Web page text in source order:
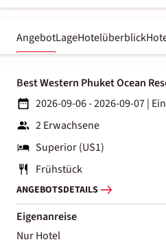
AngebotLageHotelüberblick
Best Western Phuket Ocean
2026-09-06 - 2026-09-07|
2 Erwachsene
Superior (US1)
Frühstück
ANGEBOTSDETAILS
Eigenanreise
Nur Hotel